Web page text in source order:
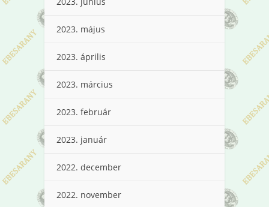
2023. május
2023. április
2023. március
2023. február
2023. január
2022. december
2022. november